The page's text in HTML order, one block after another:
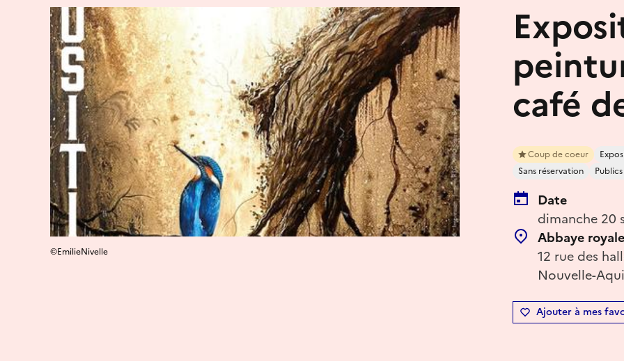
café
Coup de coeur
Sans réservation
Date
dimanche 20
Abbaye royale
12 rue des
Nouvelle-
Ajouter à mes
©EmilieNivelle